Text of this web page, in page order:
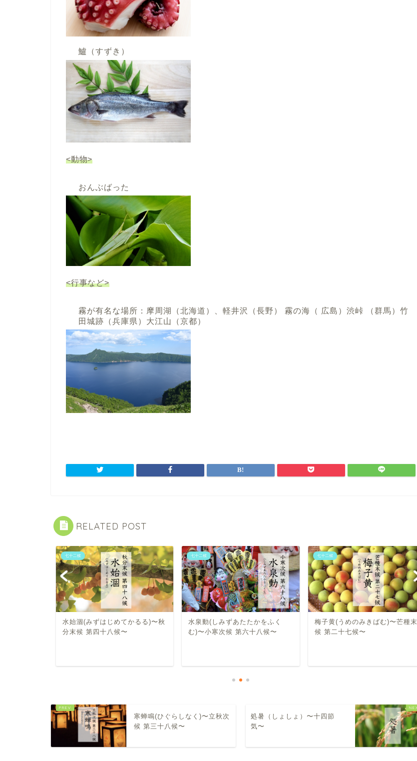
鱸（すずき）
<動物>
おんぶばった
<行事など>
霧が有名な場所：摩周湖（北海道）、軽井沢（長野） 霧の海（ 広島）渋峠 （群馬）竹
田城跡（兵庫県）大江山（京都）
RELATED POST
七十二候
水始涸(みずはじめてかるる)〜秋
分末候 第四十八候〜
七十二候
水泉動(しみずあたたかをふく
む)〜小寒次候 第六十八候〜
七十二候
梅子黄(うめのみきばむ)〜芒種末
候 第二十七候〜
寒蝉鳴(ひぐらしなく)〜立秋次
候 第三十八候〜
処暑（しょしょ）〜十四節
気〜